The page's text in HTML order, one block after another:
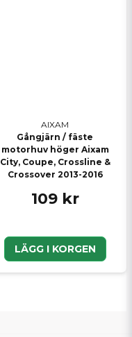
AIXAM
Gångjärn / fäste
motorhuv höger Aixam
City, Coupe, Crossline &
Crossover 2013-2016
109 kr
LÄGG I KORGEN